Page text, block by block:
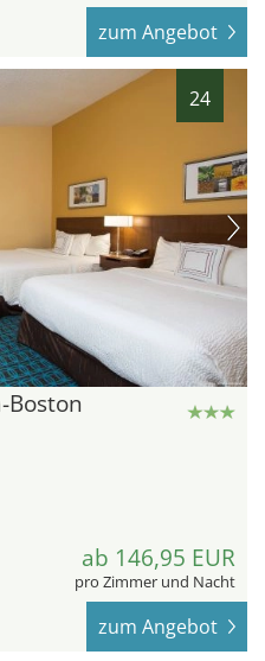
zum Angebot
24
Boston
ab 146,95 EUR
pro Zimmer und Nacht
zum Angebot